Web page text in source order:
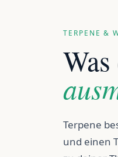
TERPENE &
Terpene
und einen